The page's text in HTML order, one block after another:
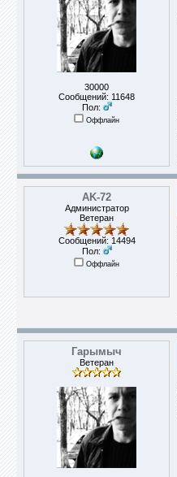
30000
Сообщений: 11648
Пол:
Оффлайн
AK-72
Администратор
Ветеран
Сообщений: 14494
Пол:
Оффлайн
Гарымыч
Ветеран